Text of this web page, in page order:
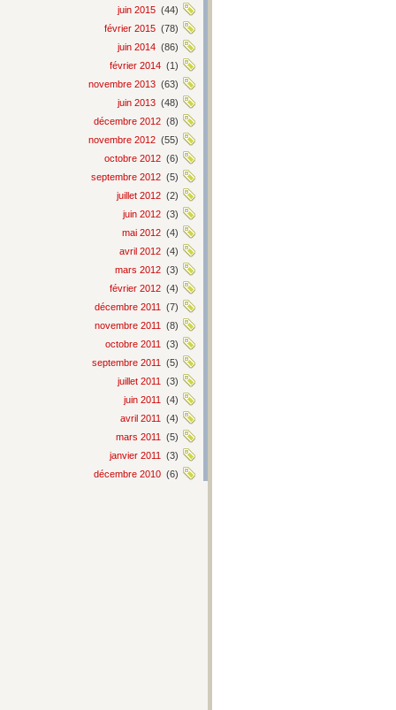
juin 2015 (44)
février 2015 (78)
juin 2014 (86)
février 2014 (1)
novembre 2013 (63)
juin 2013 (48)
décembre 2012 (8)
novembre 2012 (55)
octobre 2012 (6)
septembre 2012 (5)
juillet 2012 (2)
juin 2012 (3)
mai 2012 (4)
avril 2012 (4)
mars 2012 (3)
février 2012 (4)
décembre 2011
(7)
novembre 2011
(8)
octobre 2011
(3)
septembre 2011
(5)
juillet 2011
(3)
juin 2011
(4)
avril 2011
(4)
mars 2011
(5)
janvier 2011
(3)
décembre 2010 (6)